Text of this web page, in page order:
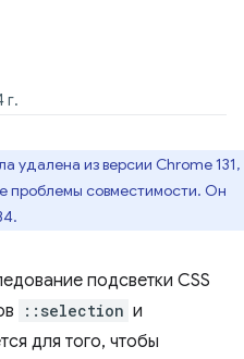
г.
удалена из версии Chrome 131,
проблемы совместимости. Он
подсветки CSS
::selection и
для того, чтобы